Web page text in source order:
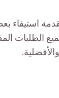
استيفاء
الطلبات